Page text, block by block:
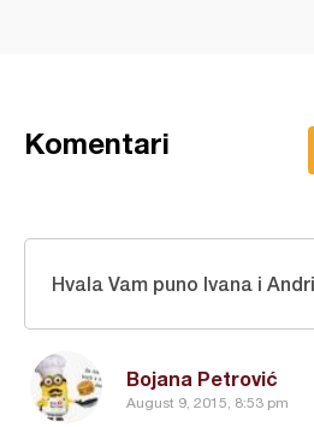
Komentari
Bojana Petrović
August 9, 2015, 8:53 pm
Hvala Vam puno Ivana i